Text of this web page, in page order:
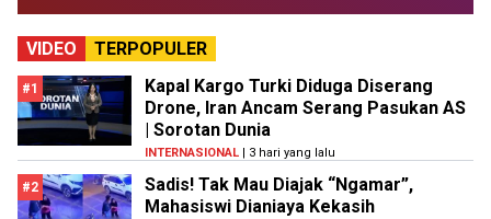
VIDEO TERPOPULER
#1
Kapal Kargo Turki Diduga Diserang
Drone, Iran Ancam Serang Pasukan AS
| Sorotan Dunia
INTERNASIONAL | 3 hari yang lalu
#2
Sadis! Tak Mau Diajak “Ngamar”,
Mahasiswi Dianiaya Kekasih